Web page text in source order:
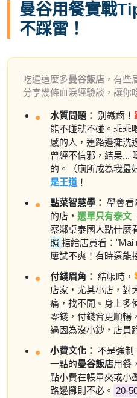
曼谷用餐實戰
不踩雷！
吃遍這麼多曼谷飯店 ，有些
分享幾條血淚經驗談，讓你
水質問題： 別鐵齒！
能不碰就不碰。乖乖
感的人，連路邊攤洗
曾經不信邪，結果...
的。（廁所成為我最
是王道 ！
點菜智慧學： 學會看
的店， 選單只有泰文
察鄰桌泰國人點什麼
照 指給店員看："Mai
屢試不爽！有時還能
付錢眉角： 結帳時，
店家，尤其小店，對
痛，找不開。身上多
零錢，付錢會更順暢
過因為沒小鈔，店員
小費文化： 不是強制
一點的曼谷飯店用餐
點小費在帳單夾或小
路邊攤則不必。 20-